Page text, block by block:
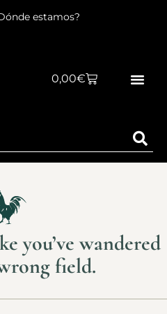
estamos?
0,00€
you’ve wandered
field.